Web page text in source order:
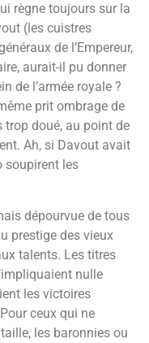
règne toujours sur la
(les cuistres
de l’Empereur,
aurait-il pu donner
de l’armée royale ?
prit ombrage de
doué, au point de
Ah, si Davout avait
soupirent les
dépourvue de tous
prestige des vieux
talents. Les titres
nulle
les victoires
ceux qui ne
les baronnies ou